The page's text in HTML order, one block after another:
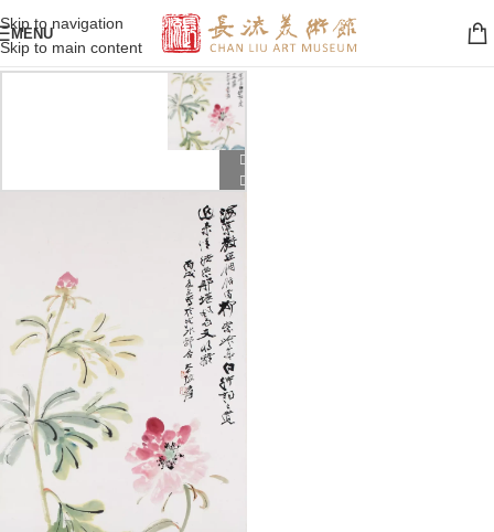
Skip to navigation
Skip to main content
MENU